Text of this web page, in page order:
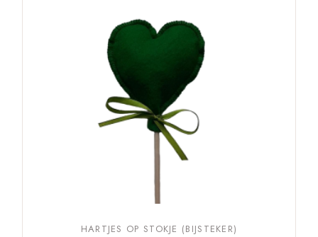
HARTJES OP STOKJE (BIJSTEKER)